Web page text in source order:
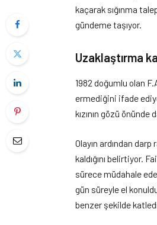
kaçarak sığınma
gündeme taşıyor.
Uzaklaştırma
1982 doğumlu olan
ermediğini ifade
kızının gözü önünde
Olayın ardından
kaldığını belirtiyor.
sürece müdahale
gün süreyle el
benzer şekilde